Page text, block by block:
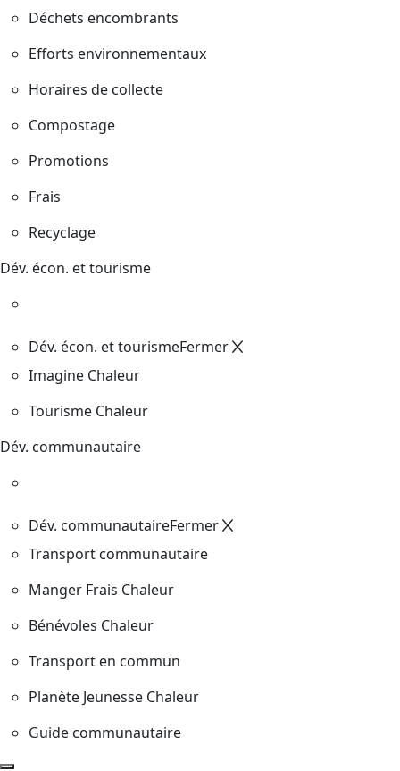
Déchets encombrants
Efforts environnementaux
Horaires de collecte
Compostage
Promotions
Frais
Recyclage
Dév. écon. et tourisme
Dév. écon. et tourismeFermer
Imagine Chaleur
Tourisme Chaleur
Dév. communautaire
Dév. communautaireFermer
Transport communautaire
Manger Frais Chaleur
Bénévoles Chaleur
Transport en commun
Planète Jeunesse Chaleur
Guide communautaire